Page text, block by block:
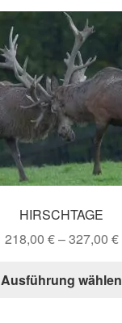
HIRSCHTAGE
218,00 €–327,00 €
Ausführung wählen